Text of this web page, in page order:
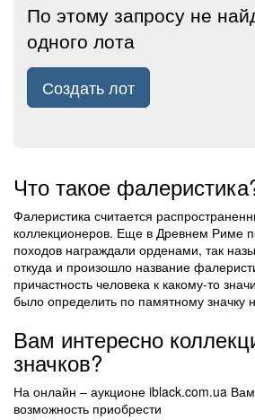
По этому запросу не
одного лота
Создать лот
Что такое
Фалеристика считается
коллекционеров. Еще в Древнем Риме
походов награждали орденами, так
откуда и произошло название
причастность человека к какому-то
было определить по памятному значку
Вам интересно
значков?
На онлайн – аукционе iblack.com.ua
возможность приобрести